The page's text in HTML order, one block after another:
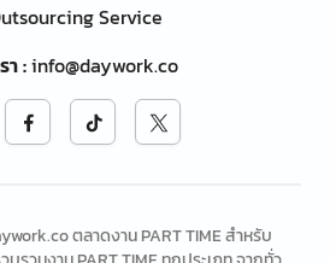
Service
า:info@daywork.co
ตลาดงาน PART TIME สำหรับ